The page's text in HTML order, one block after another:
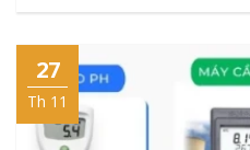
27
Th 11